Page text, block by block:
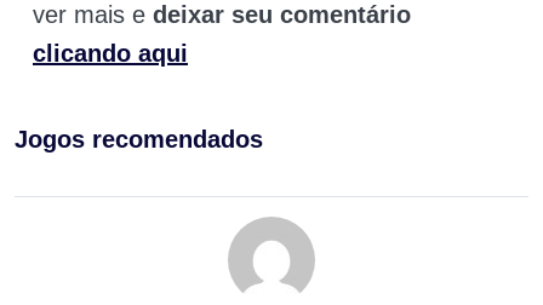
ver mais e deixar seu comentário
clicando aqui
Jogos recomendados